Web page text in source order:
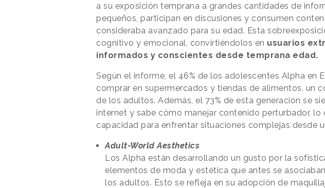
a su exposición temprana a grandes cantidades de
pequeños, participan en discusiones y consumen
consideraba avanzado para su edad. Esta
cognitivo y emocional, convirtiéndolos en usuarios
informados y conscientes desde temprana edad.
Según el informe, el 46% de los adolescentes Alpha en
comprar en supermercados y tiendas de alimentos, un
de los adultos. Además, el 73% de esta generación se
internet y sabe cómo manejar contenido perturbador, lo
capacidad para enfrentar situaciones complejas desde
Adult-World Aesthetics
Los Alpha están desarrollando un gusto por la
elementos de moda y estética que antes se
los adultos. Esto se refleja en su adopción de